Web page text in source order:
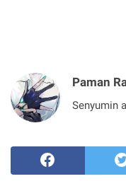
Paman
Senyumin